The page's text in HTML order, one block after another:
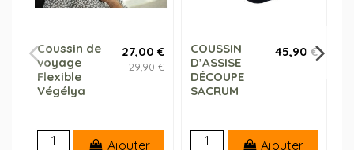
Coussin de
voyage
Flexible
Végélya
27,00 €
29,90 €
Ajouter
COUSSIN
D’ASSISE
DÉCOUPE
SACRUM
45,90 €
Ajouter